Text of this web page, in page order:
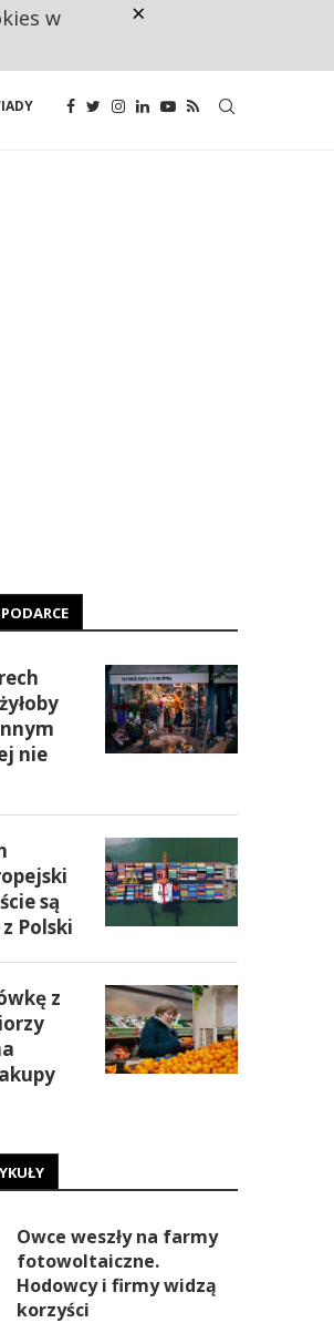
nie
są
Polski
z
Owce weszły na farmy
fotowoltaiczne.
Hodowcy i firmy widzą
korzyści
w
×